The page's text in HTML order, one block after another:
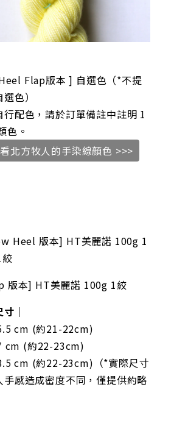
Flap版本 ] 自選色（*不提
色）
行配色，請於訂單備註中註明 1
色。
北方牧人的手染線顏色 >>>
Heel 版本] HT美麗諾 100g 1
版本] HT美麗諾 100g 1絞
｜
cm (約21-22cm)
cm (約22-23cm)
cm (約22-23cm) （*實際尺寸
手感造成密度不同，僅提供約略